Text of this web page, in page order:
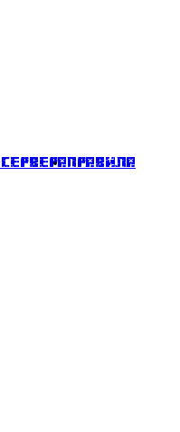
Правила